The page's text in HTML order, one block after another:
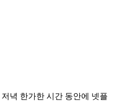
녁 한가한 시간 동안에 넷플